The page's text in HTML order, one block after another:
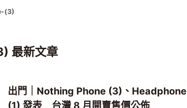
(3)
最新文章
出門｜Nothing Phone (3)、Headphone
(1) 發表 台灣 8 月開賣售價公佈